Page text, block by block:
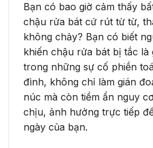
Bạn có bao giờ cảm thấy
chậu rửa bát cứ rút từ từ,
không chảy? Bạn có biết
khiến chậu rửa bát bị tắc
trong những sự cố phiền
đình, không chỉ làm gián
núc mà còn tiềm ẩn nguy
chịu, ảnh hưởng trực tiếp
ngày của bạn.